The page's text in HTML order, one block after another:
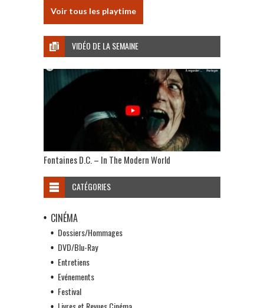
Voir tous les playtime
VIDÉO DE LA SEMAINE
Fontaines D.C. – In The Modern World
CATÉGORIES
CINÉMA
Dossiers/Hommages
DVD/Blu-Ray
Entretiens
Evénements
Festival